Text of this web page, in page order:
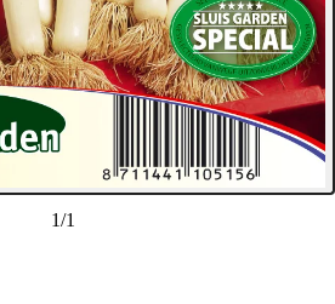
1/1